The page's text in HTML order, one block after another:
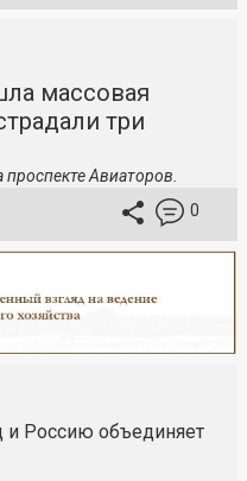
массовая
три
Авиаторов.
0
и Россию объединяет